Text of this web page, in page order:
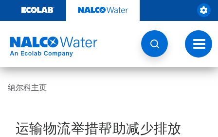
至
切
换
导
航
纳尔科主页
运输物流举措帮助减少排放